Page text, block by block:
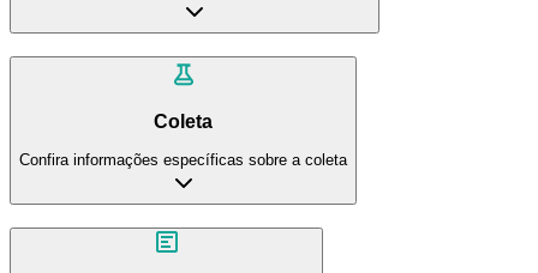
Coleta
Confira informações específicas sobre a coleta